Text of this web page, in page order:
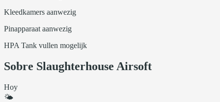
Kleedkamers aanwezig
Pinapparaat aanwezig
HPA Tank vullen mogelijk
Sobre Slaughterhouse Airsoft
Hoy
🌤